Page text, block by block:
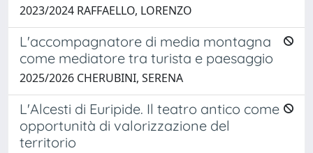
2023/2024 RAFFAELLO, LORENZO
L'accompagnatore di media montagna
come mediatore tra turista e paesaggio
2025/2026 CHERUBINI, SERENA
L'Alcesti di Euripide. Il teatro antico come
opportunità di valorizzazione del
territorio